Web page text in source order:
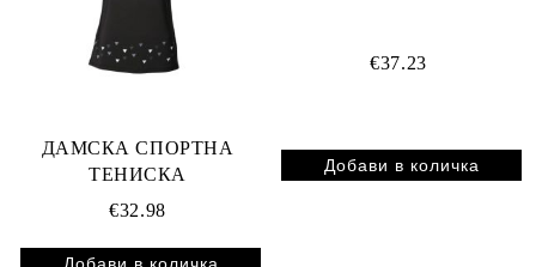
ДАМСКА СПОРТНА
ТЕНИСКА
€32.98
€37.23